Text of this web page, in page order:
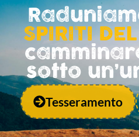
SPIRITI
sotto
Tesseramento